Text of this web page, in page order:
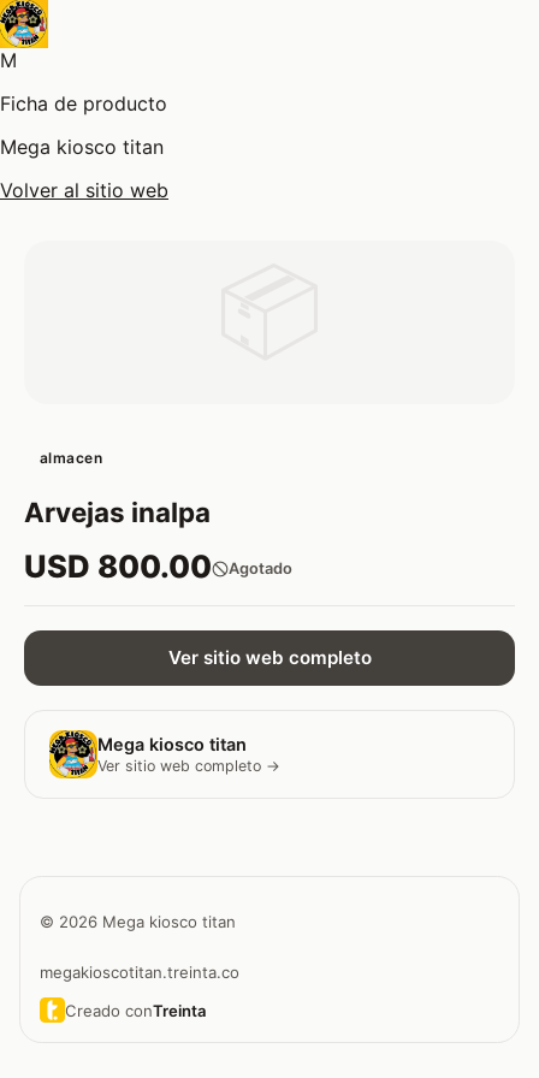
M
Ficha de producto
Mega kiosco titan
Volver al sitio web
almacen
Arvejas inalpa
USD 800.00 Agotado
Ver sitio web completo
Mega kiosco titan
Ver sitio web completo →
© 2026 Mega kiosco titan
megakioscotitan.treinta.co
Creado conTreinta